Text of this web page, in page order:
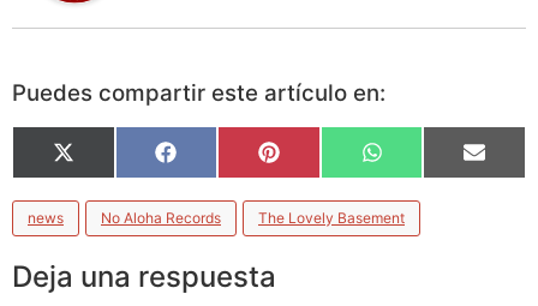
Puedes compartir este artículo en:
X
(Twitter)
Facebook Pinterest WhatsApp Email
news No Aloha Records The Lovely Basement
Deja una respuesta